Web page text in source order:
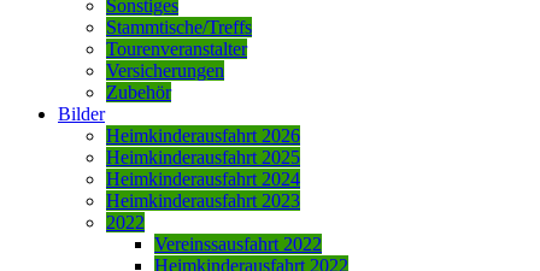
Sonstiges
Stammtische/Treffs
Tourenveranstalter
Versicherungen
Zubehör
Bilder
Heimkinderausfahrt 2026
Heimkinderausfahrt 2025
Heimkinderausfahrt 2024
Heimkinderausfahrt 2023
2022
Vereinssausfahrt 2022
Heimkinderausfahrt 2022